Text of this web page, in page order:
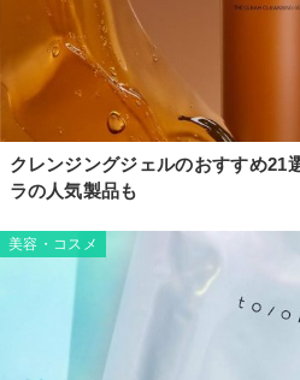
クレンジングジェルのおすすめ21
ラの人気製品も
美容・コスメ